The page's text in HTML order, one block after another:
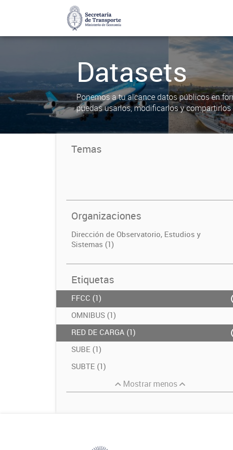
Datasets
Ponemos a tu alcance datos públicos en
puedas usarlos, modificarlos y compartirlos
Temas
Organizaciones
Dirección de Observatorio, Estudios y
Sistemas (1)
Etiquetas
FFCC (1)
OMNIBUS (1)
RED DE CARGA (1)
SUBE (1)
SUBTE (1)
Mostrar menos